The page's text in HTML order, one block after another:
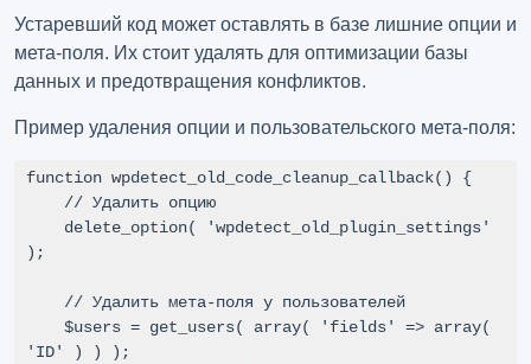
Устаревший код может оставлять в базе лишние опции и
мета-поля. Их стоит удалять для оптимизации базы
данных и предотвращения конфликтов.
Пример удаления опции и пользовательского мета-поля:
function wpdetect_old_code_cleanup_callback() {
);
'ID' ) ) );